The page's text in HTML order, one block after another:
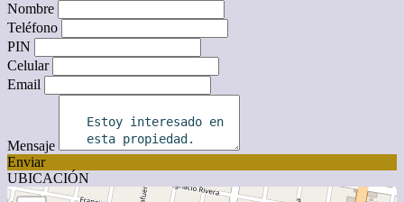
Nombre
Teléfono
PIN
Celular
Email
Mensaje
Enviar
UBICACIÓN